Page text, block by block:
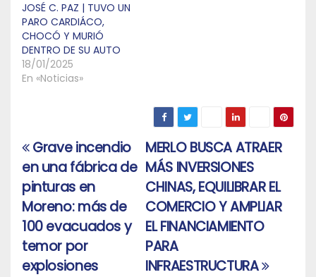
JOSÉ C. PAZ | TUVO UN
PARO CARDIÁCO,
CHOCÓ Y MURIÓ
DENTRO DE SU AUTO
18/01/2025
En «Noticias»
Navegación
de
entradas
MERLO BUSCA ATRAER
MÁS INVERSIONES
CHINAS, EQUILIBRAR EL
COMERCIO Y AMPLIAR
EL FINANCIAMIENTO
PARA
INFRAESTRUCTURA
Grave incendio
en una fábrica de
pinturas en
Moreno: más de
100 evacuados y
temor por
explosiones